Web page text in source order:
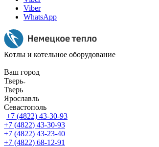
Viber
WhatsApp
Котлы и котельное оборудование
Ваш город
Тверь
Тверь
Ярославль
Севастополь
+7 (4822) 43-30-93
+7 (4822) 43-30-93
+7 (4822) 43-23-40
+7 (4822) 68-12-91